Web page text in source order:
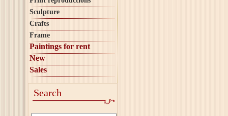
Sculpture
Crafts
Frame
Paintings for rent
New
Sales
Search